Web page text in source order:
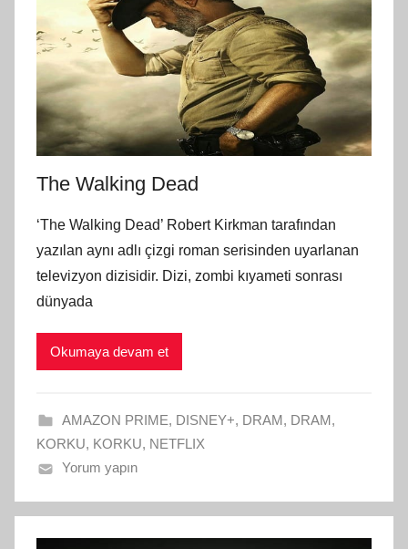
The Walking Dead
‘The Walking Dead’ Robert Kirkman tarafından
yazılan aynı adlı çizgi roman serisinden uyarlanan
televizyon dizisidir. Dizi, zombi kıyameti sonrası
dünyada
Okumaya devam et
AMAZON PRIME, DISNEY+, DRAM, DRAM,
KORKU, KORKU, NETFLIX
Yorum yapın